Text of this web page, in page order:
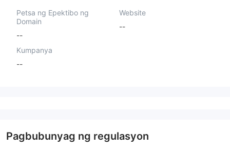
Petsa ng Epektibo ng
Domain
--
Website
--
Kumpanya
--
Pagbubunyag ng regulasyon